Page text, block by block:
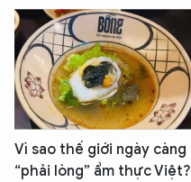
Vì sao thế giới ngày càng
“phải lòng” ẩm thực Việt?